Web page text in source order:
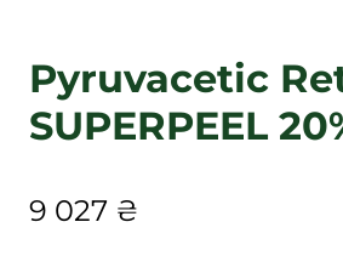
Pyruvacetic
SUPERPEEL
9 027 ₴